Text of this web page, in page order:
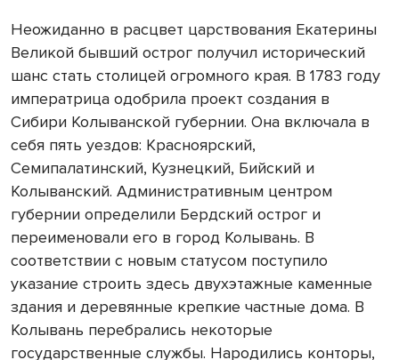
Неожиданно в расцвет царствования Екатерины
Великой бывший острог получил исторический
шанс стать столицей огромного края. В 1783 году
императрица одобрила проект создания в
Сибири Колыванской губернии. Она включала в
себя пять уездов: Красноярский,
Семипалатинский, Кузнецкий, Бийский и
Колыванский. Административным центром
губернии определили Бердский острог и
переименовали его в город Колывань. В
соответствии с новым статусом поступило
указание строить здесь двухэтажные каменные
здания и деревянные крепкие частные дома. В
Колывань перебрались некоторые
государственные службы. Народились конторы,